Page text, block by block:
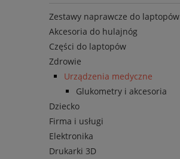
Zestawy naprawcze do laptopów
Akcesoria do hulajnóg
Części do laptopów
Zdrowie
Urządzenia medyczne
Glukometry i akcesoria
Dziecko
Firma i usługi
Elektronika
Drukarki 3D